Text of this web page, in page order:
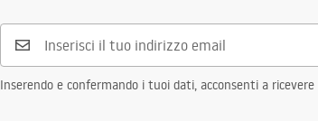
Inserendo e confermando i tuoi dati, acconsenti a